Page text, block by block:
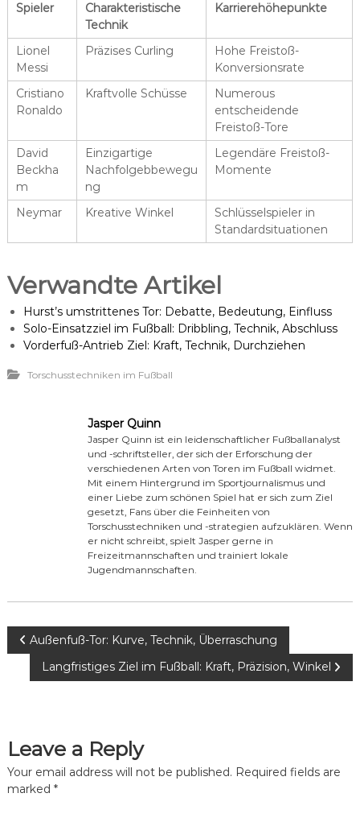
Spieler
Charakteristische
Technik
Karrierehöhepunkte
Lionel
Messi
Präzises Curling
Hohe Freistoß-
Konversionsrate
Cristiano
Ronaldo
Kraftvolle Schüsse
Numerous
entscheidende
Freistoß-Tore
David
Beckha
m
Einzigartige
Nachfolgebbewegu
ng
Legendäre Freistoß-
Momente
Neymar Kreative Winkel
Schlüsselspieler in
Standardsituationen
Verwandte Artikel
Hurst’s umstrittenes Tor: Debatte, Bedeutung, Einfluss
Solo-Einsatzziel im Fußball: Dribbling, Technik, Abschluss
Vorderfuß-Antrieb Ziel: Kraft, Technik, Durchziehen
Torschusstechniken im Fußball
Jasper Quinn
Jasper Quinn ist ein leidenschaftlicher Fußballanalyst
und -schriftsteller, der sich der Erforschung der
verschiedenen Arten von Toren im Fußball widmet.
Mit einem Hintergrund im Sportjournalismus und
einer Liebe zum schönen Spiel hat er sich zum Ziel
gesetzt, Fans über die Feinheiten von
Torschusstechniken und -strategien aufzuklären. Wenn
er nicht schreibt, spielt Jasper gerne in
Freizeitmannschaften und trainiert lokale
Jugendmannschaften.
P
t
n
Außenfuß-Tor: Kurve, Technik, Überraschung
Langfristiges Ziel im Fußball: Kraft, Präzision, Winkel
Leave a Reply
Your email address will not be published. Required fields are
marked *